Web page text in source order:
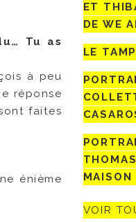
Tu as
à peu
réponse
faites
énième
ET
DE WE
LE
MAISON
VOIR